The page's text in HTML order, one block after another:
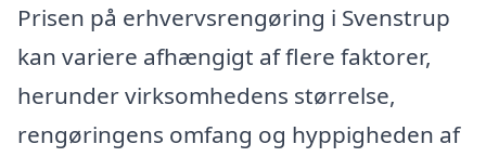
Prisen på erhvervsrengøring i Svenstrup
kan variere afhængigt af flere faktorer,
herunder virksomhedens størrelse,
rengøringens omfang og hyppigheden af